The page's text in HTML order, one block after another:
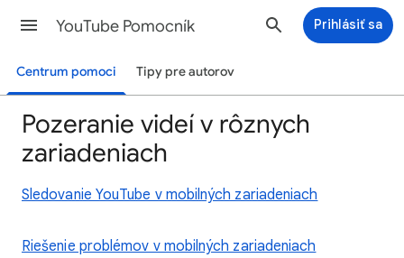
YouTube Pomocník Prihlásiť sa
Centrum pomoci Tipy pre autorov
Pozeranie videí v rôznych
zariadeniach
Sledovanie YouTube v mobilných zariadeniach
Riešenie problémov v mobilných zariadeniach